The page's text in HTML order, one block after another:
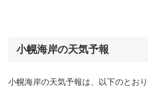
小幌海岸の天気予報
小幌海岸の天気予報は、以下のとおり